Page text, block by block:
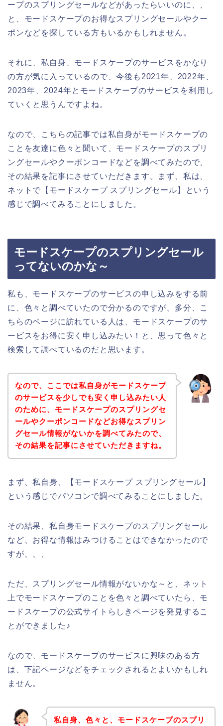
ープのスプリングセールなどがあったらいいのに、、
と、モードスケープのお得なスプリングセールやクー
ポンなどを探している方もいるかもしれません。
それに、私自身、モードスケープのサービスをかなり
の方が気に入っているので、今後も2021年、2022年、
2023年、2024年とモードスケープのサービスを利用し
ていくと思うんですよね。
なので、こちらの記事では私自身がモードスケープの
ことを友達に色々と聞いて、モードスケープのスプリ
ングセールやクーポンコードなどを調べてみたので、
その結果を記事にさせていただきます。まず、私は、
ネットで【モードスケープ スプリングセール】という
感じで調べてみることにしました。
モードスケープのスプリングセール
ってないのかな～
私も、モードスケープのサービスの申し込みをする前
に、色々と調べていたので分かるのですが、多分、こ
ちらのページに訪れている人は、モードスケープのサ
ービスをお得に安く申し込みたい！と、思って色々と
検索して調べているのだと思います。
なので、ここでは私自身がモードスケープ
のサービスを少しでも安く申し込みたい人
のために、モードスケープのスプリングセ
ールやクーポンコードなどお得なスプリン
グセール情報がないかを調べてみたので、
その結果を記事にさせていただきますね。
まず、私自身、【モードスケープ スプリングセール】
という感じでパソコンで調べてみることにしました。
その結果、私自身モードスケープのスプリングセール
など、お得な情報はみつけることはできなかったので
すが、、、
ただ、スプリングセール情報がないかな～と、ネット
上でモードスケープのことを色々と調べていたら、モ
ードスケープの公式サイトらしきページを発見するこ
とができました♪
なので、モードスケープのサービスに興味のある方
は、下記ページなどをチェックされるとよいかもしれ
ません。
私自身、色々と、モードスケープのスプリ